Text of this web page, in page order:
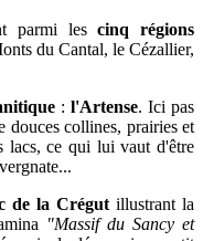
parmi lescinq régions
du Cantal, le Cézallier,
: l'Artense. Ici pas
douces collines, prairies et
lacs, ce qui lui vaut d'être
de la Crégutillustrant la
"Massif du Sancy et